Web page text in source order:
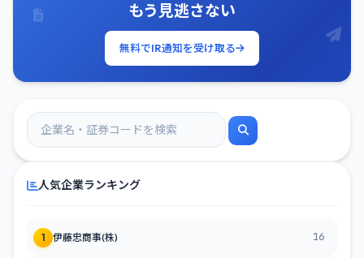
もう見逃さない
無料でIR通知を受け取る
人気企業ランキング
1 伊藤忠商事(株) 16